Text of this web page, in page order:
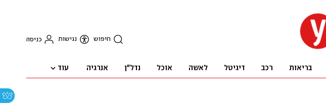
חיפוש נגישות כניסה
בריאות רכב דיגיטל לאשה אוכל נדל"ן אנרגיה עוד